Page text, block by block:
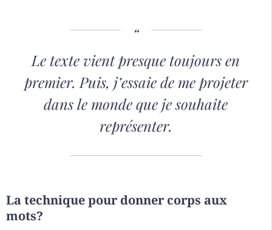
Le texte vient presque toujours en
premier. Puis, j’essaie de me projeter
dans le monde que je souhaite
représenter.
La technique pour donner corps aux
mots?